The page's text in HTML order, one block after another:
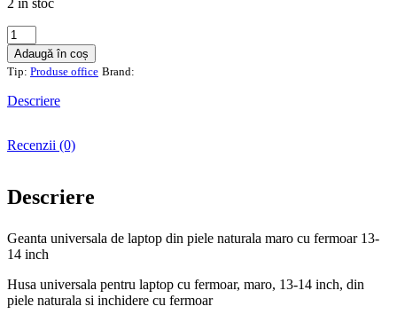
2 în stoc
Cantitate
Geanta
universala
de
laptop
din
naturala
fermoar
13-
inch
Adaugă în coș
Tip: Produse office Brand:
Descriere
Recenzii (0)
Descriere
Geanta universala de laptop din piele naturala maro cu fermoar 13-
14 inch
Husa universala pentru laptop cu fermoar, maro, 13-14 inch, din
piele naturala si inchidere cu fermoar